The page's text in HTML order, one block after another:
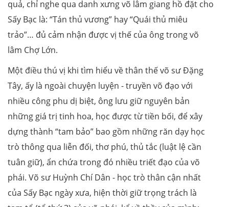
quả, chỉ nghe qua danh xưng võ lâm giang hồ đặt cho
Sấy Bạc là: “Tán thủ vương” hay “Quái thủ miêu
trảo”… đủ cảm nhận được vị thế của ông trong võ
lâm Chợ Lớn.
Một điều thú vị khi tìm hiểu về thân thế võ sư Đặng
Tây, ấy là ngoài chuyện luyện - truyền võ đạo với
nhiều công phu dị biệt, ông lưu giữ nguyên bản
những giá trị tinh hoa, học được từ tiền bối, để xây
dựng thành “tam bảo” bao gồm những răn dạy học
trò thông qua liễn đối, thơ phú, thủ tắc (luật lệ cần
tuân giữ), ẩn chứa trong đó nhiều triết đạo của võ
phái. Võ sư Huỳnh Chí Dân - học trò thân cận nhất
của Sấy Bạc ngày xưa, hiện thời giữ trọng trách là